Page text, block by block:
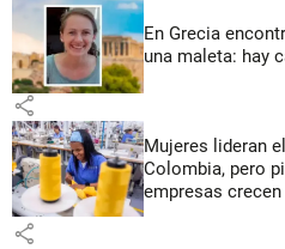
En Grecia
una maleta: hay
share
Mujeres lideran
Colombia, pero
empresas crecen
share